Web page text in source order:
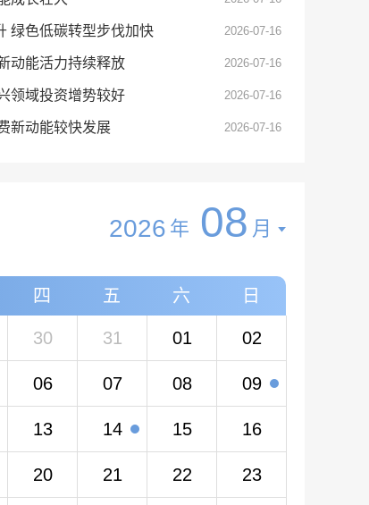
绿色低碳转型步伐加快 2026-07-16
动能活力持续释放 2026-07-16
领域投资增势较好 2026-07-16
新动能较快发展 2026-07-16
2026 年 08 月
四 五 六 日
30 31 01 02
06 07 08 09
13 14 15 16
20 21 22 23